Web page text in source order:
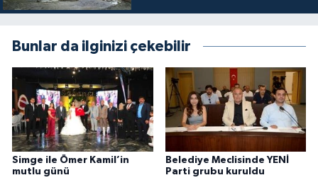
Bunlar da ilginizi çekebilir
Simge ile Ömer Kamil’in
mutlu günü
Belediye Meclisinde YENİ
Parti grubu kuruldu